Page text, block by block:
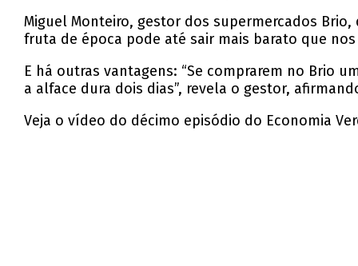
Miguel Monteiro, gestor dos supermercados
fruta de época pode até sair mais barato que
E há outras vantagens: “Se comprarem no Brio
a alface dura dois dias”, revela o gestor,
Veja o vídeo do décimo episódio do Economia